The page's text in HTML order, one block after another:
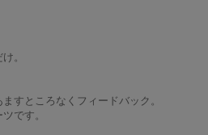
。
すところなくフィードバック。
です。